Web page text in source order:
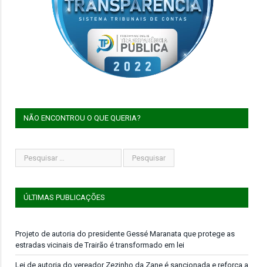
NÃO ENCONTROU O QUE QUERIA?
ÚLTIMAS PUBLICAÇÕES
Projeto de autoria do presidente Gessé Maranata que protege as
estradas vicinais de Trairão é transformado em lei
Lei de autoria do vereador Zezinho da Zane é sancionada e reforça a